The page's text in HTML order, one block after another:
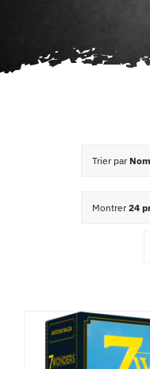
Contact
Trier par Nom
Montrer24